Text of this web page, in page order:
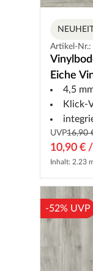
Artikel-
Eiche
4,5
Klick-
UVP16,90
10,90 €
Inhalt: 2.23
-52% UVP